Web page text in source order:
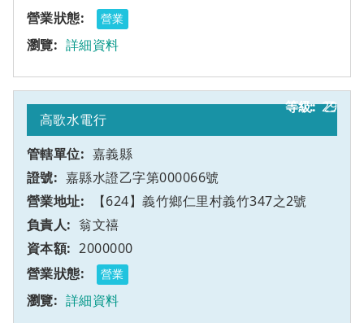
營業
詳細資料
29
高歌水電行
嘉義縣
嘉縣水證乙字第000066號
【624】義竹鄉仁里村義竹347之2號
乙
翁文禧
2000000
營業
詳細資料